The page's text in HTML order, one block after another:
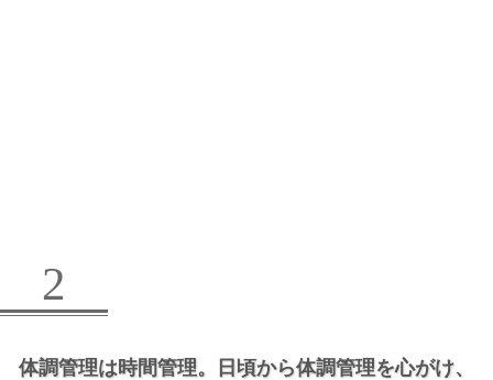
2
体調管理は時間管理。
日頃から体調管理を心がけ、